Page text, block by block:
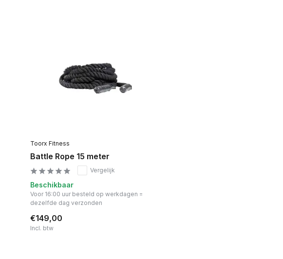
Toorx Fitness
Battle Rope 15 meter
Vergelijk
Beschikbaar
Voor 16:00 uur besteld op werkdagen =
dezelfde dag verzonden
€149,00
Incl. btw